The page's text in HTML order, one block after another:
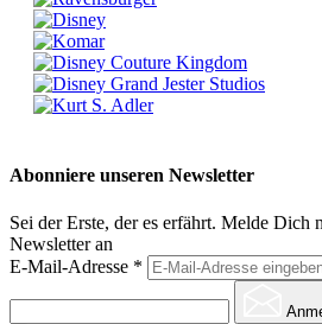
Abonniere unseren Newsletter
Sei der Erste, der es erfährt. Melde Dich
Newsletter an
E-Mail-Adresse *